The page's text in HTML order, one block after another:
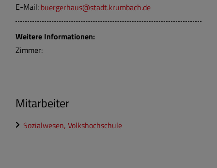
E-Mail: buergerhaus@stadt.krumbach.de
Weitere Informationen:
Zimmer:
Mitarbeiter
Sozialwesen, Volkshochschule